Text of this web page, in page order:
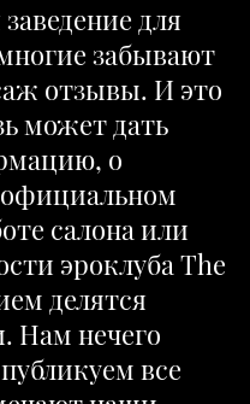
для
забывают
отзывы. И это
может дать
о
официальном
салона или
эроклуба The
делятся
Нам нечего
все